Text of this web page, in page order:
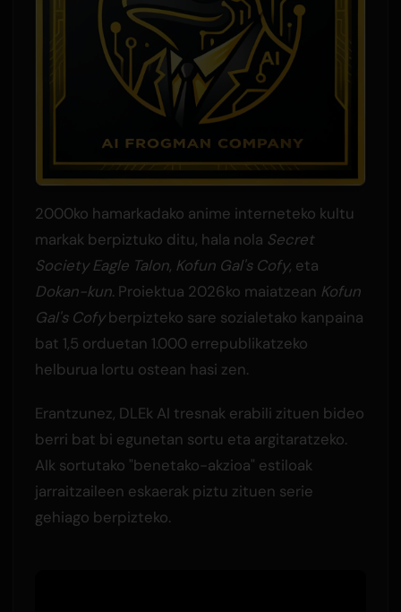
2000ko hamarkadako anime interneteko kultu
markak berpiztuko ditu, hala nola Secret
Society Eagle Talon, Kofun Gal's Cofy, eta
Dokan-kun. Proiektua 2026ko maiatzean Kofun
Gal's Cofyberpizteko sare sozialetako kanpaina
bat 1,5 orduetan 1.000 errepublikatzeko
helburua lortu ostean hasi zen.
Erantzunez, DLEk AI tresnak erabili zituen bideo
berri bat bi egunetan sortu eta argitaratzeko.
AIk sortutako "benetako-akzioa" estiloak
jarraitzaileen eskaerak piztu zituen serie
gehiago berpizteko.